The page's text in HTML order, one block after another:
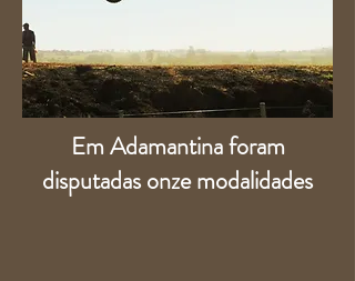
Em Adamantina foram
disputadas onze modalidades